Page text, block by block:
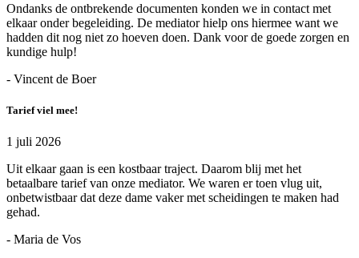
Ondanks de ontbrekende documenten konden we in contact met
elkaar onder begeleiding. De mediator hielp ons hiermee want we
hadden dit nog niet zo hoeven doen. Dank voor de goede zorgen en
kundige hulp!
- Vincent de Boer
Tarief viel mee!
1 juli 2026
Uit elkaar gaan is een kostbaar traject. Daarom blij met het
betaalbare tarief van onze mediator. We waren er toen vlug uit,
onbetwistbaar dat deze dame vaker met scheidingen te maken had
gehad.
- Maria de Vos